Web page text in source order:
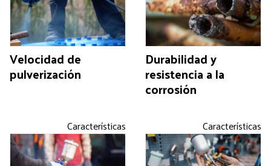
Velocidad de
pulverización
Durabilidad y
resistencia a la
corrosión
Características Características